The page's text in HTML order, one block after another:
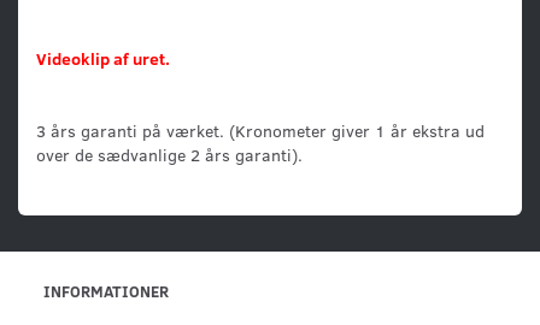
Videoklip af uret.
3 års garanti på værket. (Kronometer giver 1 år ekstra ud
over de sædvanlige 2 års garanti).
INFORMATIONER